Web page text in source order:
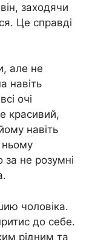
заходячи
Це справді
але не
навіть
очі
красивий,
навіть
ньому
не розумні
чоловіка.
до себе.
рідним та